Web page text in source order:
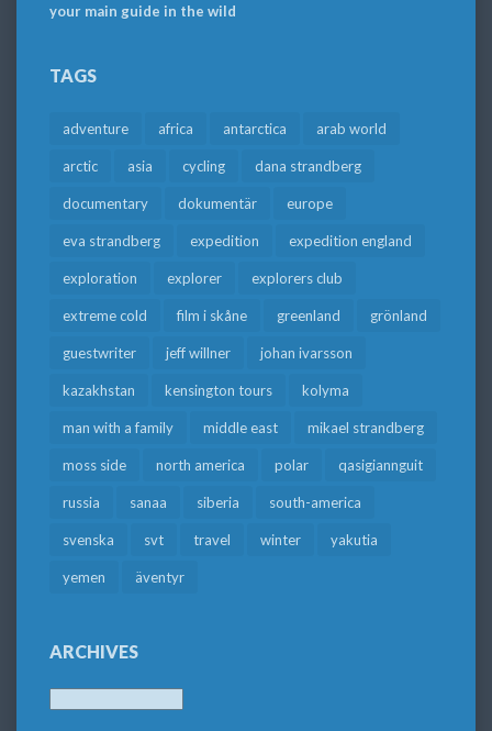
your main guide in the wild
TAGS
adventure africa antarctica arab world
arctic asia cycling dana strandberg
documentary dokumentär europe
eva strandberg expedition expedition england
exploration explorer explorers club
extreme cold film i skåne greenland grönland
guestwriter jeff willner johan ivarsson
kazakhstan kensington tours kolyma
man with a family middle east mikael strandberg
moss side north america polar qasigiannguit
russia sanaa siberia south-america
svenska svt travel winter yakutia
yemen äventyr
ARCHIVES